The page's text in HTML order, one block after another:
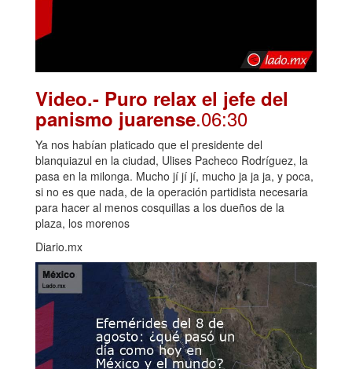
Video.- Puro relax el jefe del
panismo juarense.06:30
Ya nos habían platicado que el presidente del
blanquiazul en la ciudad, Ulises Pacheco Rodríguez, la
pasa en la milonga. Mucho jí jí jí, mucho ja ja ja, y poca,
si no es que nada, de la operación partidista necesaria
para hacer al menos cosquillas a los dueños de la
plaza, los morenos
Diario.mx